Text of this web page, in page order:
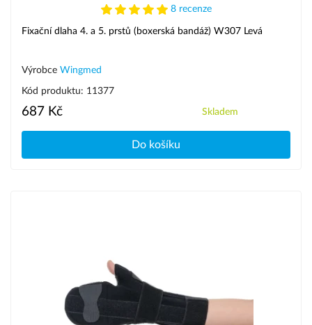
8 recenze
Fixační dlaha 4. a 5. prstů (boxerská bandáž) W307 Levá
Výrobce Wingmed
Kód produktu: 11377
687 Kč Skladem
Do košíku